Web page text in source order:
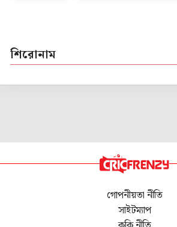
শিরোনাম
গোপনীয়তা নীতি
সাইটম্যাপ